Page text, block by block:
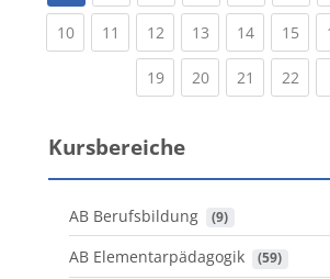
10(current)
11 (current)
12(current)
13(current)
14(current)
15
19(current)
20(current)
21 (current)
22
Kursbereiche
AB Berufsbildung (9)
AB Elementarpädagogik (59)